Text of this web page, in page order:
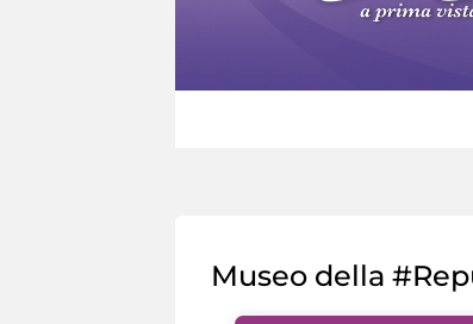
Museo della